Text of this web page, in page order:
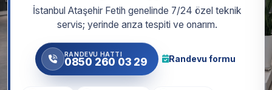
İstanbul Ataşehir Fetih genelinde 7/24 özel teknik
servis; yerinde arıza tespiti ve onarım.
RANDEVU HATTI
0850 260 03 29 Randevu formu